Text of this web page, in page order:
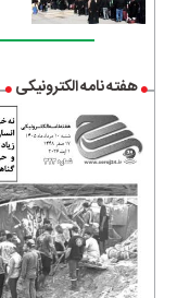
هفته نامه الکترونیکی